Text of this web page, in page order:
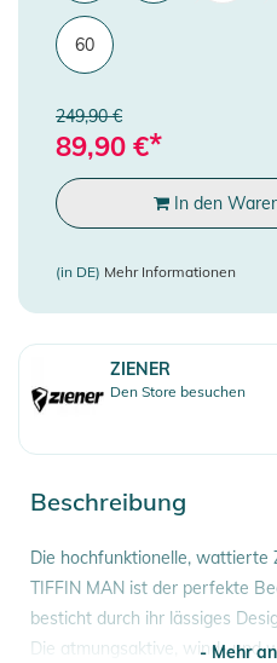
60
249,90 €
89,90 €*
In den
(in DE) Mehr Informationen
ZIENER
Den Store besuchen
Beschreibung
Die hochfunktionelle, wattierte
TIFFIN MAN ist der perfekte
besticht durch ihr lässiges
Die atmungsaktive, wind- und
- Mehr